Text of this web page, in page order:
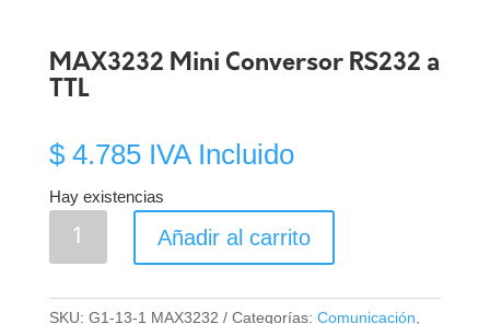
MAX3232 Mini Conversor RS232 a
TTL
$4.785 IVA Incluido
Hay existencias
MAX3232
RS232
Añadir al carrito
SKU: G1-13-1 MAX3232 Categorías: Comunicación